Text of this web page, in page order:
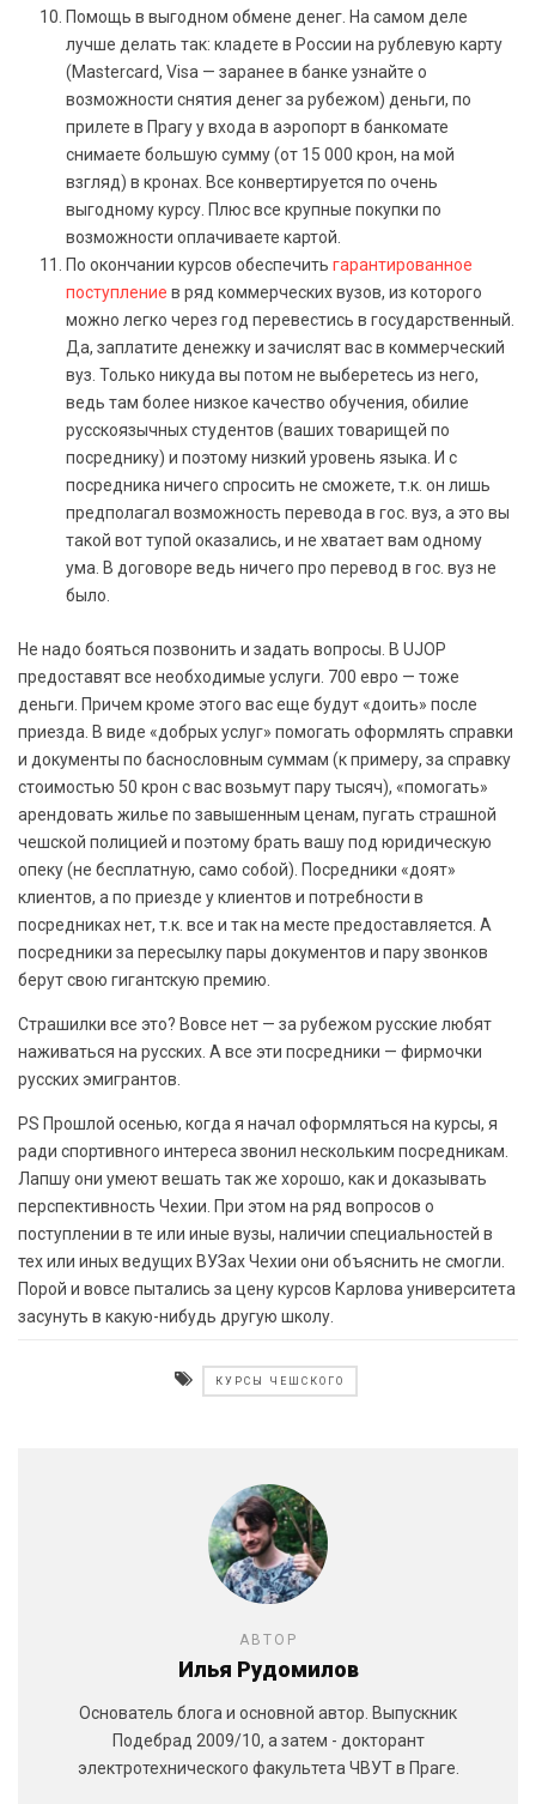
Помощь в выгодном обмене денег. На самом деле
лучше делать так: кладете в России на рублевую карту
(Mastercard, Visa — заранее в банке узнайте о
возможности снятия денег за рубежом) деньги, по
прилете в Прагу у входа в аэропорт в банкомате
снимаете большую сумму (от 15 000 крон, на мой
взгляд) в кронах. Все конвертируется по очень
выгодному курсу. Плюс все крупные покупки по
возможности оплачиваете картой.
По окончании курсов обеспечить гарантированное
поступление в ряд коммерческих вузов, из которого
можно легко через год перевестись в государственный.
Да, заплатите денежку и зачислят вас в коммерческий
вуз. Только никуда вы потом не выберетесь из него,
ведь там более низкое качество обучения, обилие
русскоязычных студентов (ваших товарищей по
посреднику) и поэтому низкий уровень языка. И с
посредника ничего спросить не сможете, т.к. он лишь
предполагал возможность перевода в гос. вуз, а это вы
такой вот тупой оказались, и не хватает вам одному
ума. В договоре ведь ничего про перевод в гос. вуз не
было.
Не надо бояться позвонить и задать вопросы. В UJOP
предоставят все необходимые услуги. 700 евро — тоже
деньги. Причем кроме этого вас еще будут «доить» после
приезда. В виде «добрых услуг» помогать оформлять справки
и документы по баснословным суммам (к примеру, за справку
стоимостью 50 крон с вас возьмут пару тысяч), «помогать»
арендовать жилье по завышенным ценам, пугать страшной
чешской полицией и поэтому брать вашу под юридическую
опеку (не бесплатную, само собой). Посредники «доят»
клиентов, а по приезде у клиентов и потребности в
посредниках нет, т.к. все и так на месте предоставляется. А
посредники за пересылку пары документов и пару звонков
берут свою гигантскую премию.
Страшилки все это? Вовсе нет — за рубежом русские любят
наживаться на русских. А все эти посредники — фирмочки
русских эмигрантов.
PS Прошлой осенью, когда я начал оформляться на курсы, я
ради спортивного интереса звонил нескольким посредникам.
Лапшу они умеют вешать так же хорошо, как и доказывать
перспективность Чехии. При этом на ряд вопросов о
поступлении в те или иные вузы, наличии специальностей в
тех или иных ведущих ВУЗах Чехии они объяснить не смогли.
Порой и вовсе пытались за цену курсов Карлова университета
засунуть в какую-нибудь другую школу.
КУРСЫ ЧЕШСКОГО
АВТОР
Илья Рудомилов
Основатель блога и основной автор. Выпускник
Подебрад 2009/10, а затем - докторант
электротехнического факультета ЧВУТ в Праге.